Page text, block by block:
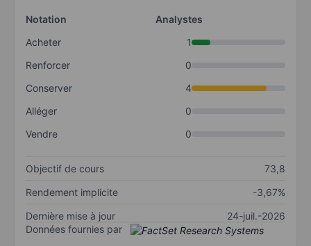
Notation
Analystes
Acheter
1
Renforcer
0
Conserver
4
Alléger
0
Vendre
0
Objectif de cours
73,8
Rendement implicite
-3,67%
Dernière mise à jour
24-juil.-2026
Données fournies par